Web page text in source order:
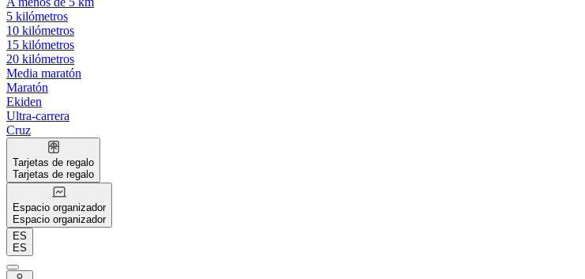
5 kilómetros
10 kilómetros
15 kilómetros
20 kilómetros
Media maratón
Maratón
Ekiden
Ultra-carrera
Cruz
Tarjetas de regalo
Tarjetas de regalo
Espacio organizador
Espacio organizador
ES
ES